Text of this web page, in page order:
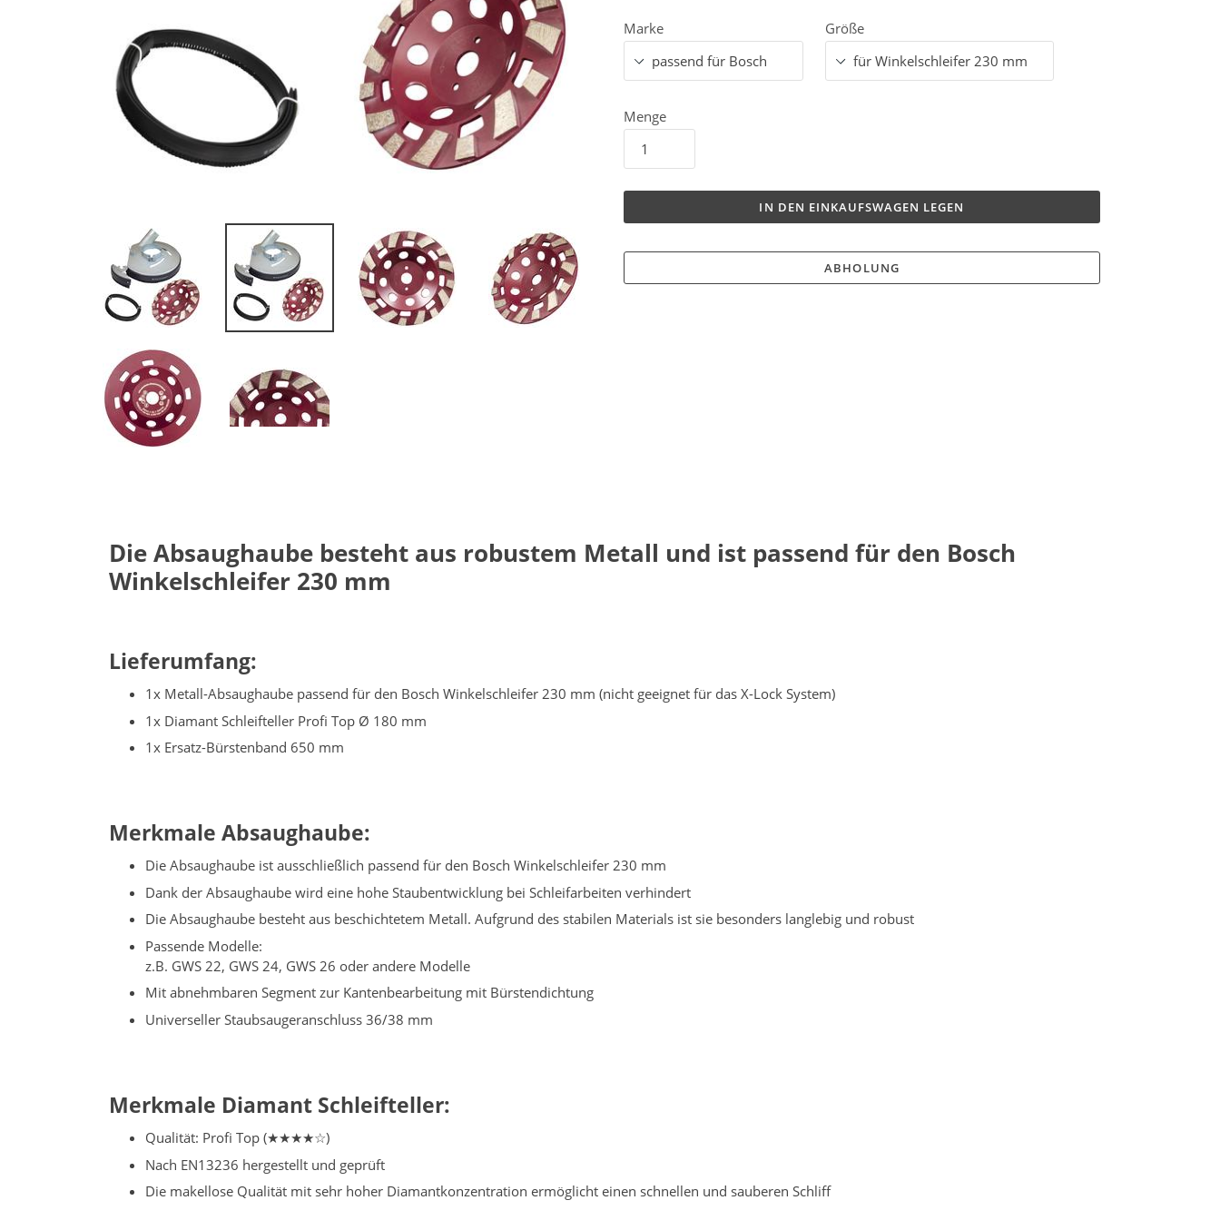
Marke Größe
Menge
IN DEN EINKAUFSWAGEN LEGEN
ABHOLUNG
Die Absaughaube besteht aus robustem Metall und ist passend für den Bosch
Winkelschleifer 230 mm
Lieferumfang:
1x Metall-Absaughaube passend für den Bosch Winkelschleifer 230 mm (nicht geeignet für das X-Lock System)
1x Diamant Schleifteller Profi Top Ø 180 mm
1x Ersatz-Bürstenband 650 mm
Merkmale Absaughaube:
Die Absaughaube ist ausschließlich passend für den Bosch Winkelschleifer 230 mm
Dank der Absaughaube wird eine hohe Staubentwicklung bei Schleifarbeiten verhindert
Die Absaughaube besteht aus beschichtetem Metall. Aufgrund des stabilen Materials ist sie besonders langlebig und robust
Passende Modelle:
z.B. GWS 22, GWS 24, GWS 26 oder andere Modelle
Mit abnehmbaren Segment zur Kantenbearbeitung mit Bürstendichtung
Universeller Staubsaugeranschluss 36/38 mm
Merkmale Diamant Schleifteller:
Qualität: Profi Top (★★★★☆)
Nach EN13236 hergestellt und geprüft
Die makellose Qualität mit sehr hoher Diamantkonzentration ermöglicht einen schnellen und sauberen Schliff